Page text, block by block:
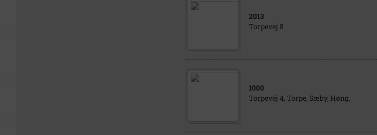
2013
Torpevej 8
1000
Torpevej 4, Torpe, Sæby, Høng.